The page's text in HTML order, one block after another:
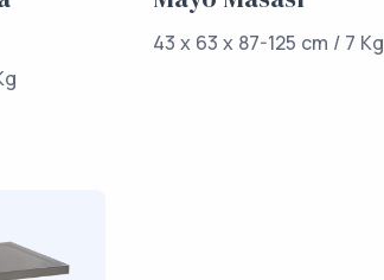
43 x 63 x 87-125 cm / 7 Kg